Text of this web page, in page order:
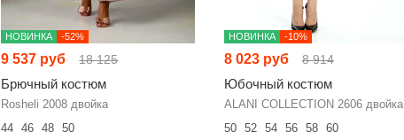
НОВИНКА -52%
9 537 руб 18 125
Брючный костюм
Rosheli 2008 двойка
44
46 48 50
НОВИНКА -10%
8 023 руб 8 914
Юбочный костюм
ALANI COLLECTION 2606 двойка
50
52 54 56 58 60